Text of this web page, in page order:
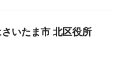
いたま市 北区役所